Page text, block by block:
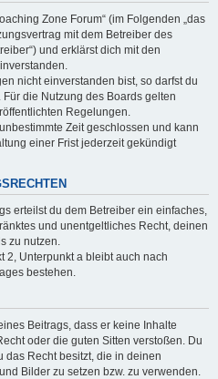
Zone Forum“ (im Folgenden „das
mit dem Betreiber des
und erklärst dich mit den
nicht einverstanden bist, so darfst du
die Nutzung des Boards gelten
Regelungen.
Zeit geschlossen und kann
einer Frist jederzeit gekündigt
erteilst du dem Betreiber ein einfaches,
und unentgeltliches Recht, deinen
zu nutzen.
2, Unterpunkt a bleibt auch nach
bestehen.
Beitrags, dass er keine Inhalte
oder die guten Sitten verstoßen. Du
das Recht besitzt, die in deinen
Bilder zu setzen bzw. zu verwenden.